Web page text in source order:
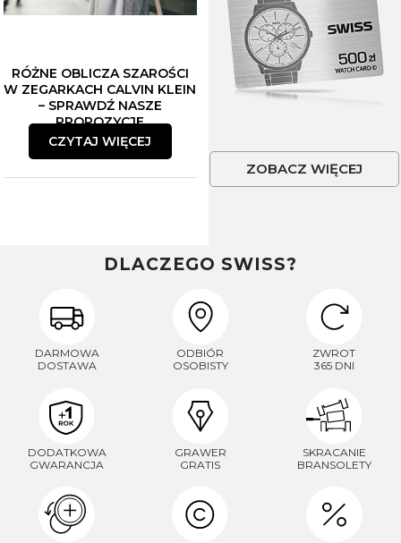
RÓŻNE OBLICZA SZAROŚCI
W ZEGARKACH CALVIN KLEIN
– SPRAWDŹ NASZE
PROPOZYCJE
CZYTAJ WIĘCEJ
ZOBACZ WIĘCEJ
DLACZEGO SWISS?
DARMOWA
DOSTAWA
ODBIÓR
OSOBISTY
ZWROT
365 DNI
DODATKOWA
GWARANCJA
GRAWER
GRATIS
SKRACANIE
BRANSOLETY